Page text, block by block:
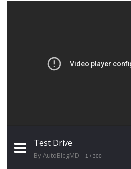
Test Drive
By AutoBlogMD 1 / 300